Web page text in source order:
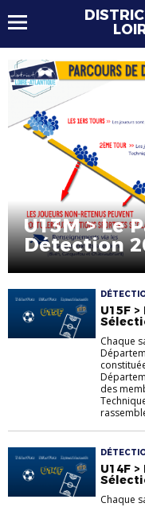
U13M > Le
Détection
U15F
U15F
Chaque
des
U14F
U14F
Chaque